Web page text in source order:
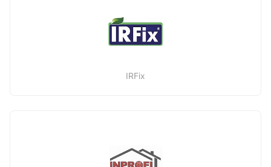
IRFix